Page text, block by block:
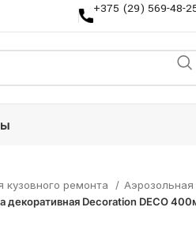
+375 (29) 569-48-
ремонта
декоративная Decoration DECO